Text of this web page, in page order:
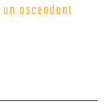
ascendant